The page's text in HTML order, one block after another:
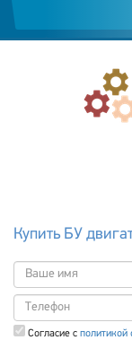
Купить БУ
Согласие с политикой